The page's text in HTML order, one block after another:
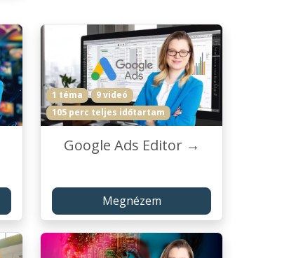
1 téma
9 videó
105 perc teljes időtartam
Google Ads Editor →
Megnézem